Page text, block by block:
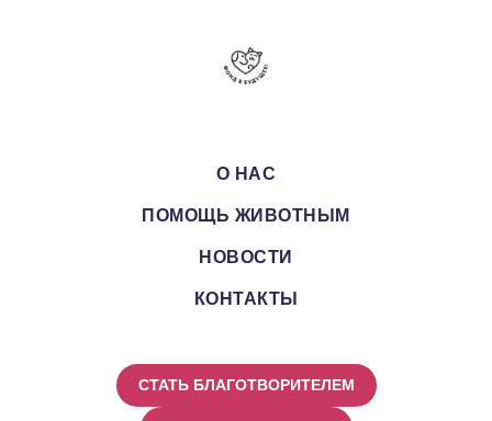
О НАС
ПОМОЩЬ ЖИВОТНЫМ
НОВОСТИ
КОНТАКТЫ
СТАТЬ БЛАГОТВОРИТЕЛЕМ